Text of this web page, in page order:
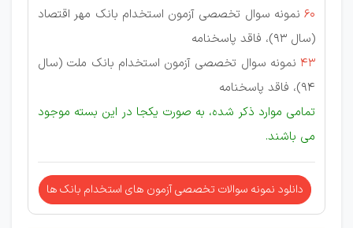
60 نمونه سوال تخصصی آزمون استخدام بانک مهر اقتصاد
(سال 93)، فاقد پاسخنامه
43 نمونه سوال تخصصی آزمون استخدام بانک ملت (سال
94)، فاقد پاسخنامه
تمامی موارد ذکر شده، به صورت یکجا در این بسته موجود
می باشند.
دانلود نمونه سوالات تخصصی آزمون های استخدام بانک ها